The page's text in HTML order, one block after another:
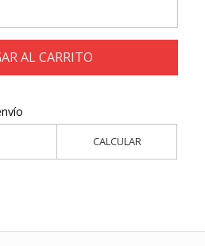
AL CARRITO
CALCULAR